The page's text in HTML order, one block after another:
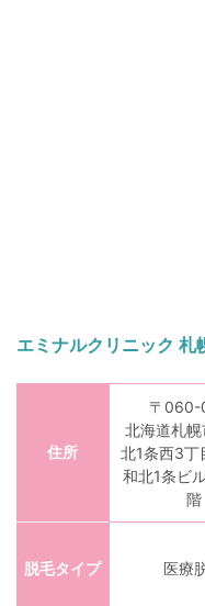
エミナルクリニック 札
住所
〒060-
北海道札
北1条西3丁
和北1条ビ
階
脱毛タイプ 医療